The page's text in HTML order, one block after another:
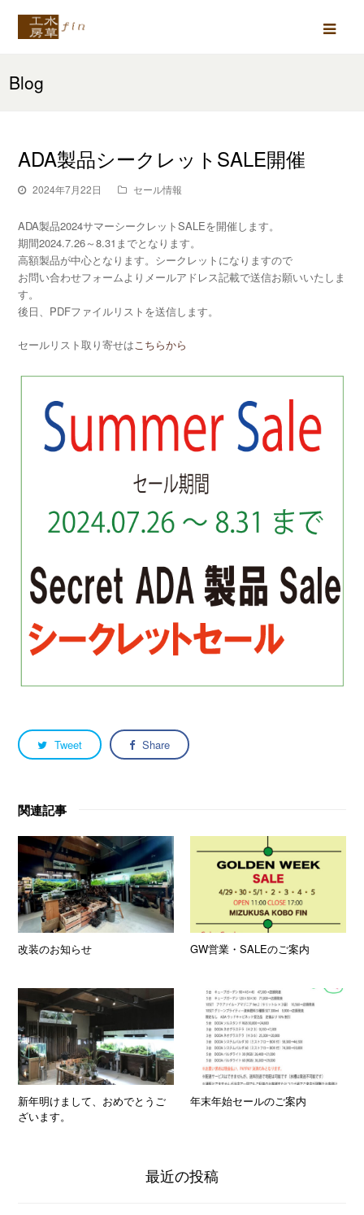
Blog
ADA製品シークレットSALE開催
2024年7月22日 セール情報
ADA製品2024サマーシークレットSALEを開催します。
期間2024.7.26～8.31までとなります。
高額製品が中心となります。シークレットになりますので
お問い合わせフォームよりメールアドレス記載で送信お願いいたしま
す。
後日、PDFファイルリストを送信します。
セールリスト取り寄せはこちらから
Tweet Share
関連記事
改装のお知らせ GW営業・SALEのご案内
新年明けまして、おめでとうご
ざいます。
年末年始セールのご案内
最近の投稿